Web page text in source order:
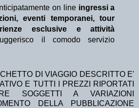
on line ingressi a
eventi temporanei, tour
esclusive e attività
il comodo servizio
DI VIAGGIO DESCRITTO E'
E TUTTI I PREZZI RIPORTATI
SOGGETTI A VARIAZIONI
DELLA PUBBLICAZIONE